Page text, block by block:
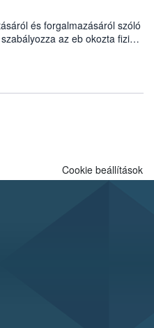
és forgalmazásáról szóló
az eb okozta fizikai
felmerülő
eb tartását és annak
jártas szakértőt.
Cookie beállítások